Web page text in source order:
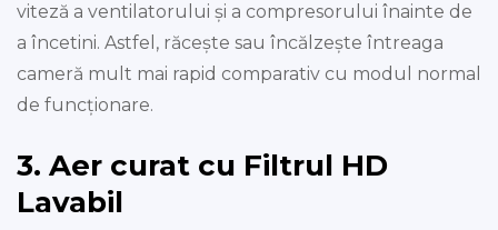
viteză a ventilatorului și a compresorului înainte de
a încetini. Astfel, răcește sau încălzește întreaga
cameră mult mai rapid comparativ cu modul normal
de funcționare.
3. Aer curat cu Filtrul HD
Lavabil